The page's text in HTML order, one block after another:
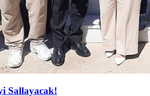
Sallayacak!